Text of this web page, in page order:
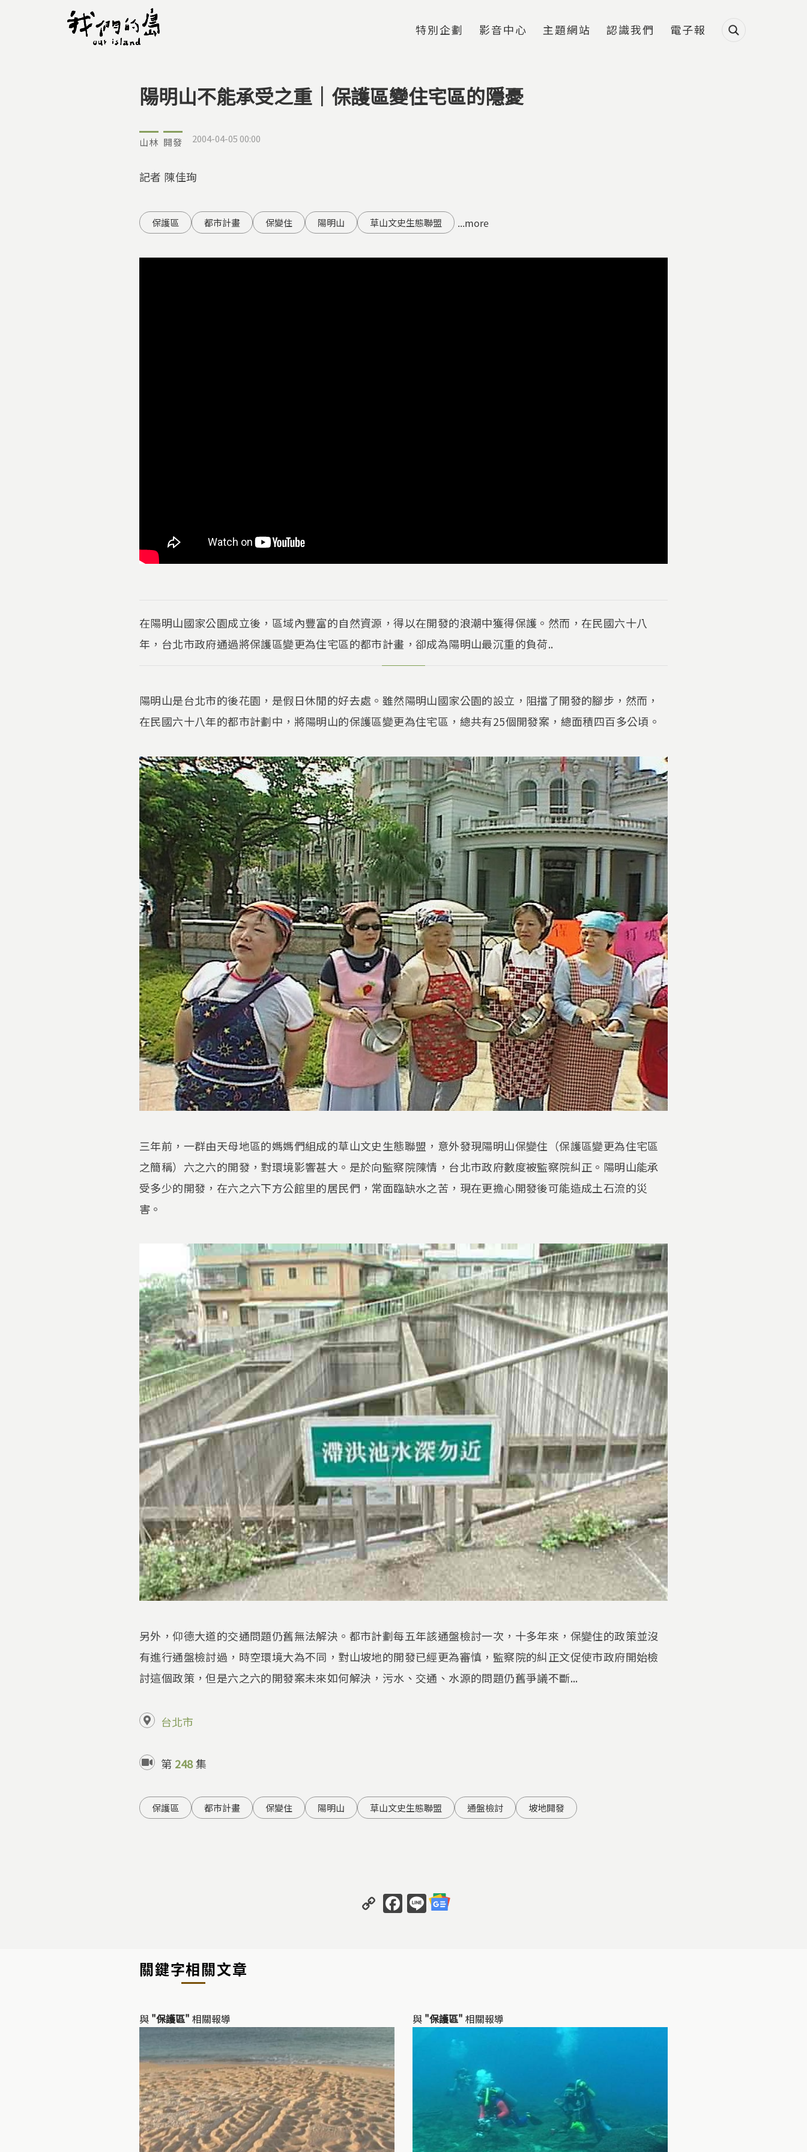
特別企劃 影音中心 主題網站 認識我們 電子報
您在這裡
陽明山不能承受之重｜保護區變住宅區的隱憂
山林 開發 2004-04-05 00:00
記者 陳佳珣
保護區 都市計畫 保變住 陽明山 草山文史生態聯盟 ...more
在陽明山國家公園成立後，區域內豐富的自然資源，得以在開發的浪潮中獲得保護。然而，在民國六十八
年，台北市政府通過將保護區變更為住宅區的都市計畫，卻成為陽明山最沉重的負荷..
陽明山是台北市的後花園，是假日休閒的好去處。雖然陽明山國家公園的設立，阻擋了開發的腳步，然而，
在民國六十八年的都市計劃中，將陽明山的保護區變更為住宅區，總共有25個開發案，總面積四百多公頃。
三年前，一群由天母地區的媽媽們組成的草山文史生態聯盟，意外發現陽明山保變住（保護區變更為住宅區
之簡稱）六之六的開發，對環境影響甚大。是於向監察院陳情，台北市政府數度被監察院糾正。陽明山能承
受多少的開發，在六之六下方公館里的居民們，常面臨缺水之苦，現在更擔心開發後可能造成土石流的災
害。
另外，仰德大道的交通問題仍舊無法解決。都市計劃每五年該通盤檢討一次，十多年來，保變住的政策並沒
有進行通盤檢討過，時空環境大為不同，對山坡地的開發已經更為審慎，監察院的糾正文促使市政府開始檢
討這個政策，但是六之六的開發案未來如何解決，污水、交通、水源的問題仍舊爭議不斷...
台北市
第 248集
保護區 都市計畫 保變住 陽明山 草山文史生態聯盟 通盤檢討 坡地開發
Copy
Link
Facebook
Line
關鍵字相關文章
與 "保護區" 相關報導 與 "保護區" 相關報導